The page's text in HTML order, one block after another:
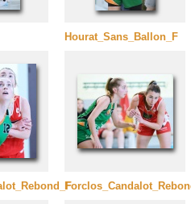
Hourat_Sans_Ballon_F